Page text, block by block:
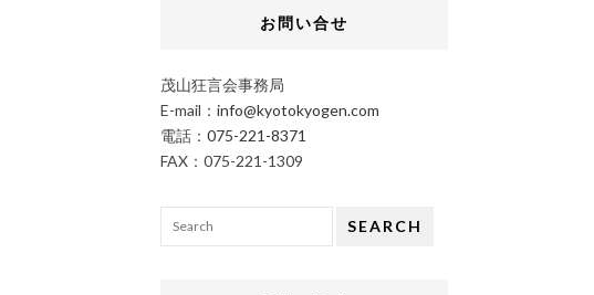
お問い合せ
茂山狂言会事務局
E-mail： info@kyotokyogen.com
電話： 075-221-8371
FAX：075-221-1309
SEARCH